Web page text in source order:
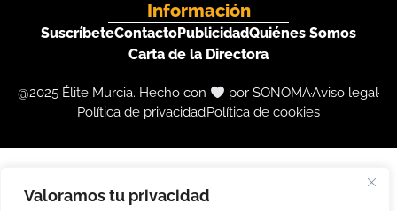
Valoramos tu privacidad
Información
SuscríbeteContactoPublicidadQuiénes Somos
Carta de la Directora
@2025 Élite Murcia. Hecho con por SONOMAAviso legal
Política de privacidadPolítica de cookies